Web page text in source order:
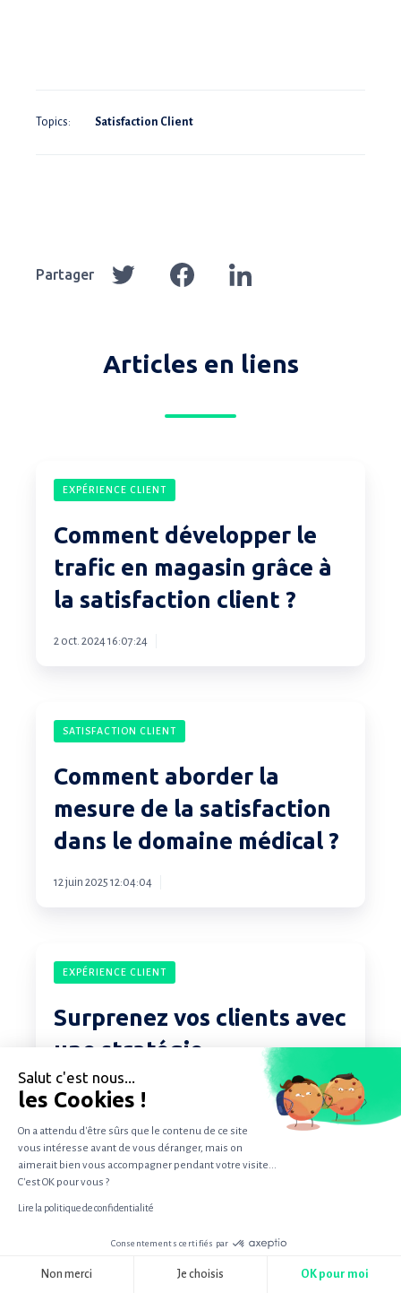
Topics: Satisfaction Client
Partager
sur
Partager
sur
sur
Articles en liens
Comment
développer
trafic
en
magasin
client
EXPÉRIENCE CLIENT
Comment développer le
trafic en magasin grâce à
la satisfaction client ?
2 oct. 2024 16:07:24
Comment
aborder
mesure
de
dans
médical
SATISFACTION CLIENT
Comment aborder la
mesure de la satisfaction
dans le domaine médical ?
12 juin 2025 12:04:04
Surprenez
vos
clients
avec
stratégie
d’enchantement
client
EXPÉRIENCE CLIENT
Surprenez vos clients avec
une stratégie
d’enchantement client
23 janv. 2019 07:40:00
Salut c'est nous...
les Cookies !
On a attendu d'être sûrs que le contenu de ce site
vous intéresse avant de vous déranger, mais on
aimerait bien vous accompagner pendant votre visite...
C'est OK pour vous ?
Lire la politique de confidentialité
Consentements certifiés par
Non merci Je choisis OK pour moi